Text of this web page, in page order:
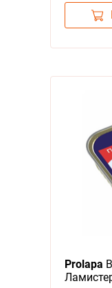
Prolapa